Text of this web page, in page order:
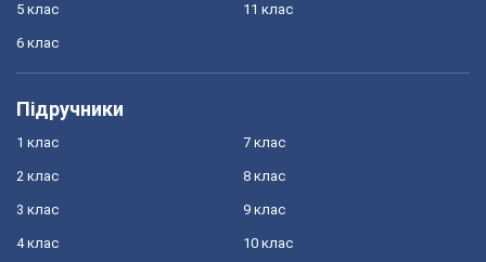
5 клас
6 клас
11 клас
Підручники
1 клас
2 клас
3 клас
4 клас
7 клас
8 клас
9 клас
10 клас